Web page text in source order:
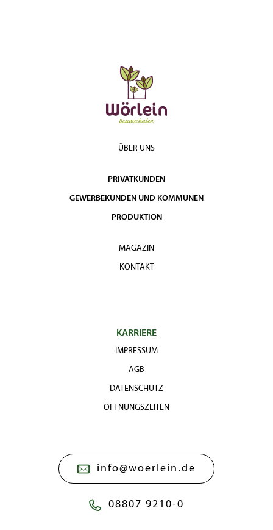
ÜBER UNS
PRIVATKUNDEN
GEWERBEKUNDEN UND KOMMUNEN
PRODUKTION
MAGAZIN
KONTAKT
KARRIERE
IMPRESSUM
AGB
DATENSCHUTZ
ÖFFNUNGSZEITEN
info@woerlein.de
08807 9210-0